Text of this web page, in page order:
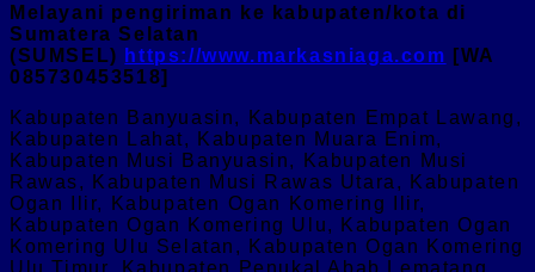
Melayani pengiriman ke kabupaten/kota di
Sumatera Selatan
(SUMSEL) https://www.markasniaga.com [WA
085730453518]
Kabupaten Banyuasin, Kabupaten Empat Lawang,
Kabupaten Lahat, Kabupaten Muara Enim,
Kabupaten Musi Banyuasin, Kabupaten Musi
Rawas, Kabupaten Musi Rawas Utara, Kabupaten
Ogan Ilir, Kabupaten Ogan Komering Ilir,
Kabupaten Ogan Komering Ulu, Kabupaten Ogan
Komering Ulu Selatan, Kabupaten Ogan Komering
Ulu Timur, Kabupaten Penukal Abab Lematang